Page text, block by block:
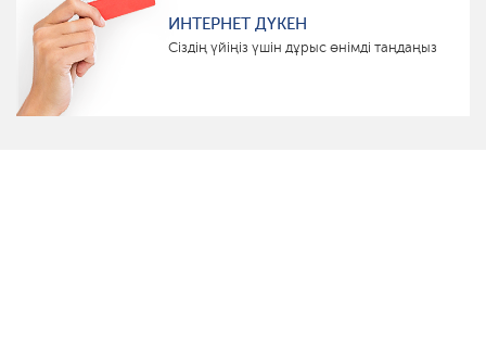
ИНТЕРНЕТ ДҮКЕН
Сіздің үйіңіз үшін дұрыс өнімді таңдаңыз